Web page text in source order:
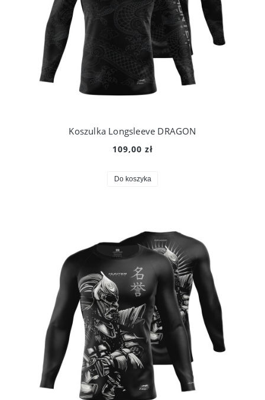
Koszulka Longsleeve DRAGON
109,00 zł
Do koszyka